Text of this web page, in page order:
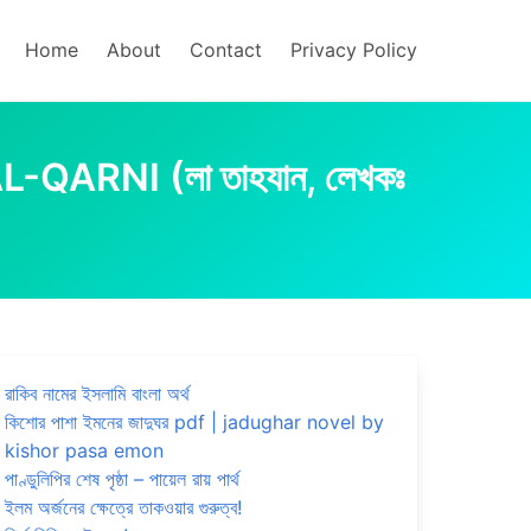
Home About Contact Privacy Policy
(লা তাহযান, লেখকঃ
রাকিব নামের ইসলামি বাংলা অর্থ
কিশোর পাশা ইমনের জাদুঘর pdf | jadughar novel by
kishor pasa emon
পাণ্ডুলিপির শেষ পৃষ্ঠা – পায়েল রায় পার্থ
ইলম অর্জনের ক্ষেত্রে তাকওয়ার গুরুত্ব!